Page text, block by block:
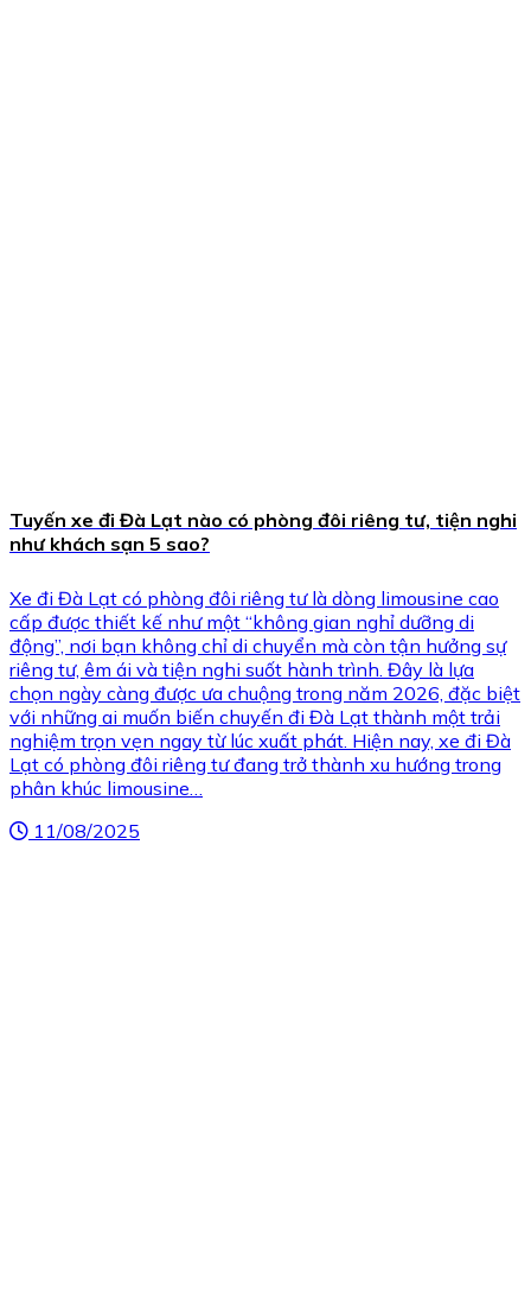
Tuyến xe đi Đà Lạt nào có phòng đôi riêng tư, tiện nghi
như khách sạn 5 sao?
Xe đi Đà Lạt có phòng đôi riêng tư là dòng limousine cao
cấp được thiết kế như một “không gian nghỉ dưỡng di
động”, nơi bạn không chỉ di chuyển mà còn tận hưởng sự
riêng tư, êm ái và tiện nghi suốt hành trình. Đây là lựa
chọn ngày càng được ưa chuộng trong năm 2026, đặc biệt
với những ai muốn biến chuyến đi Đà Lạt thành một trải
nghiệm trọn vẹn ngay từ lúc xuất phát. Hiện nay, xe đi Đà
Lạt có phòng đôi riêng tư đang trở thành xu hướng trong
phân khúc limousine…
11/08/2025